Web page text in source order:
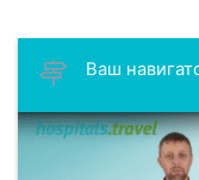
Ваш